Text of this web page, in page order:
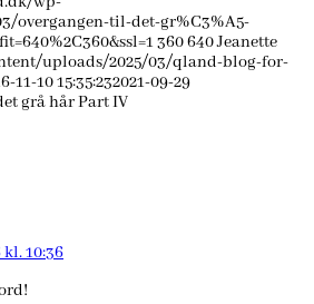
overgangen-til-det-gr%C3%A5-
360640Jeanette
uploads/2025/03/qland-blog-for-
11-10 15:35:232021-09-29
grå hår Part IV
kl. 10:36